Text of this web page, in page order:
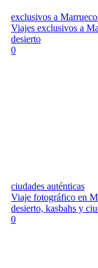
exclusivos a
Viajes exclusivos a
desierto
0
ciudades auténticas
Viaje fotográfico en
desierto, kasbahs y
0